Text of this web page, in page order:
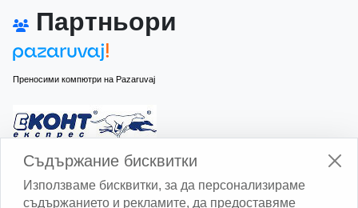
Партньори
Преносими компютри на Pazaruvaj
Изчисли доставката с Еконт
Съдържание бисквитки
Използваме бисквитки, за да персонализираме
съдържанието и рекламите, да предоставяме